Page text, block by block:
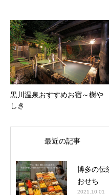
黒川温泉おすすめお宿～樹や
しき
最近の記事
博多の伝
おせち
2021.10.01